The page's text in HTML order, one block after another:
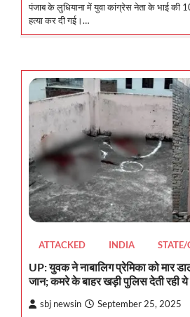
पंजाब के लुधियाना में युवा कांग्रेस नेता के भाई की
हत्या कर दी गई।…
ATTACKED INDIA
UP: युवक ने नाबालिग प्रेमिका को मार
जान; कमरे के बाहर खड़ी पुलिस देती रही ये
sbj newsin September 25, 2025